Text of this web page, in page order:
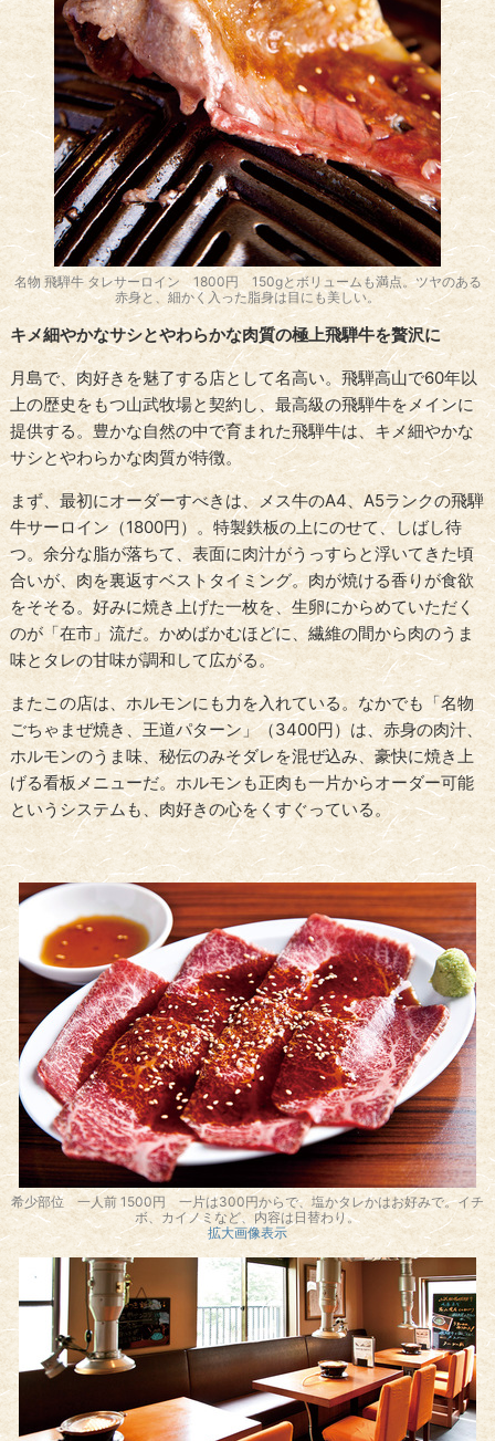
名物 飛騨牛 タレサーロイン 1800円 150gとボリュームも満点。ツヤのある
赤身と、細かく入った脂身は目にも美しい。
キメ細やかなサシとやわらかな肉質の極上飛騨牛を贅沢に
月島で、肉好きを魅了する店として名高い。飛騨高山で60年以
上の歴史をもつ山武牧場と契約し、最高級の飛騨牛をメインに
提供する。豊かな自然の中で育まれた飛騨牛は、キメ細やかな
サシとやわらかな肉質が特徴。
まず、最初にオーダーすべきは、メス牛のA4、A5ランクの飛騨
牛サーロイン（1800円）。特製鉄板の上にのせて、しばし待
つ。余分な脂が落ちて、表面に肉汁がうっすらと浮いてきた頃
合いが、肉を裏返すベストタイミング。肉が焼ける香りが食欲
をそそる。好みに焼き上げた一枚を、生卵にからめていただく
のが「在市」流だ。かめばかむほどに、繊維の間から肉のうま
味とタレの甘味が調和して広がる。
またこの店は、ホルモンにも力を入れている。なかでも「名物
ごちゃまぜ焼き、王道パターン」（3400円）は、赤身の肉汁、
ホルモンのうま味、秘伝のみそダレを混ぜ込み、豪快に焼き上
げる看板メニューだ。ホルモンも正肉も一片からオーダー可能
というシステムも、肉好きの心をくすぐっている。
希少部位 一人前 1500円 一片は300円からで、塩かタレかはお好みで。イチ
ボ、カイノミなど、内容は日替わり。
拡大画像表示